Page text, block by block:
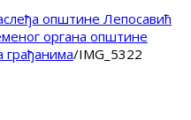
органа општине
грађанима/IMG_5322